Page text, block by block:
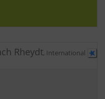
Rheydt, International